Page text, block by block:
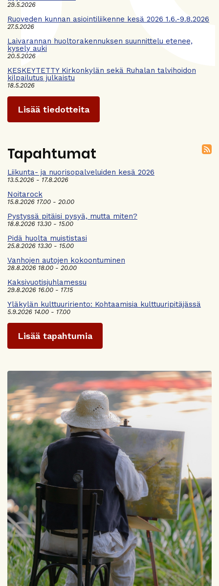
29.5.2026
Ruoveden kunnan asiointiliikenne kesä 2026 1.6.-9.8.2026
27.5.2026
Laivarannan huoltorakennuksen suunnittelu etenee,
kysely auki
20.5.2026
KESKEYTETTY Kirkonkylän sekä Ruhalan talvihoidon
kilpailutus julkaistu
18.5.2026
Lisää tiedotteita
Tapahtumat
Liikunta- ja nuorisopalveluiden kesä 2026
13.5.2026 - 17.8.2026
Noitarock
15.8.2026 17.00 - 20.00
Pystyssä pitäisi pysyä, mutta miten?
18.8.2026 13.30 - 15.00
Pidä huolta muististasi
25.8.2026 13.30 - 15.00
Vanhojen autojen kokoontuminen
28.8.2026 18.00 - 20.00
Kaksivuotisjuhlamessu
29.8.2026 16.00 - 17.15
Yläkylän kulttuuririento: Kohtaamisia kulttuuripitäjässä
5.9.2026 14.00 - 17.00
Lisää tapahtumia